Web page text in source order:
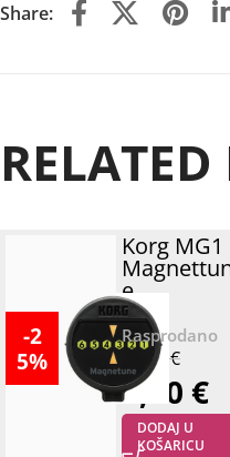
Share:
-2
5%
Korg MG1
e
10,61€
8,00 €
DODAJ U
KOŠARICU